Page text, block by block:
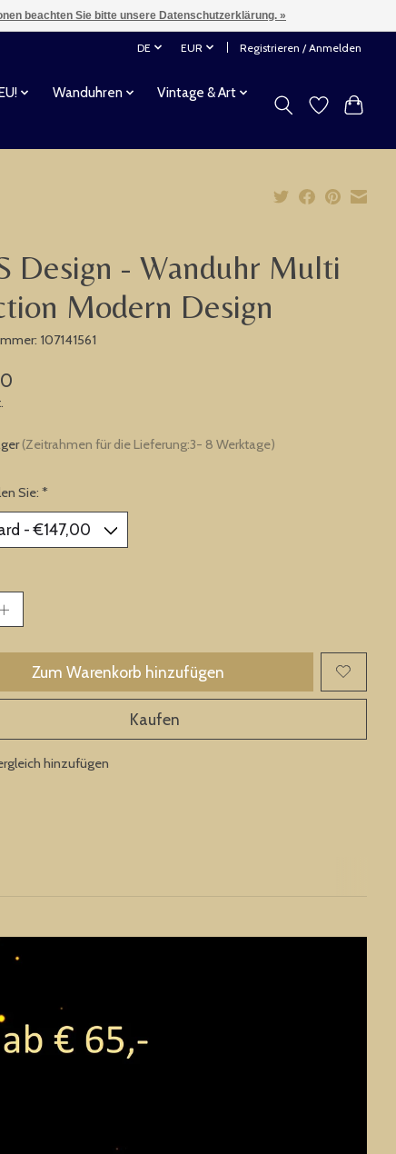
DE EUR Registrieren / Anmelden
Wanduhren
Vintage & Art
Design - Wanduhr Multi
Modern Design
107141561
(Zeitrahmen für die Lieferung:3- 8 Werktage)
Sie: *
Zum Warenkorb hinzufügen
Kaufen
hinzufügen
beachten Sie bitte unsere Datenschutzerklärung. »